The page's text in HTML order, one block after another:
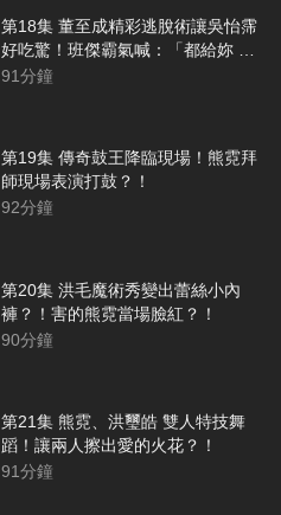
第18集 董至成精彩逃脫術讓吳怡霈
好吃驚！班傑霸氣喊：「都給妳 」
讓女學生臉紅？！
91分鐘
第19集 傳奇鼓王降臨現場！熊霓拜
師現場表演打鼓？！
92分鐘
第20集 洪毛魔術秀變出蕾絲小內
褲？！害的熊霓當場臉紅？！
90分鐘
第21集 熊霓、洪璽皓 雙人特技舞
蹈！讓兩人擦出愛的火花？！
91分鐘